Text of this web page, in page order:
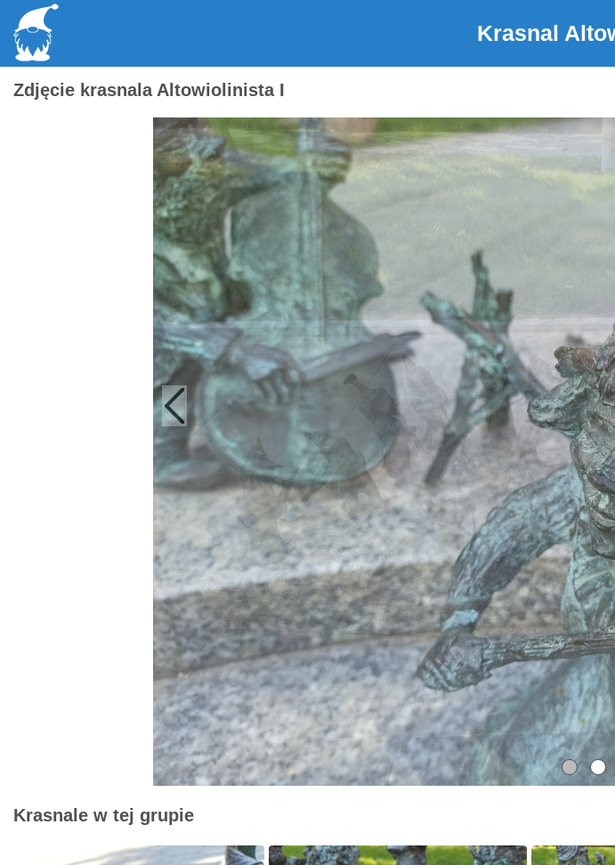
Krasnal
Zdjęcie krasnala Altowiolinista I
Krasnale w tej grupie